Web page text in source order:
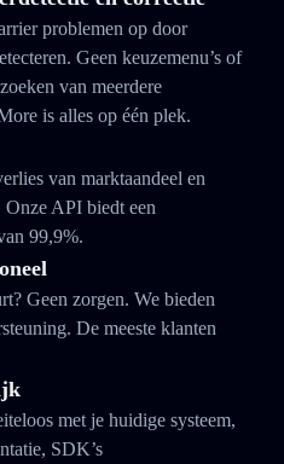
problemen op door
Geen keuzemenu’s of
van meerdere
is alles op één plek.
van marktaandeel en
API biedt een
99,9%.
Geen zorgen. We bieden
De meeste klanten
met je huidige systeem,
SDK’s